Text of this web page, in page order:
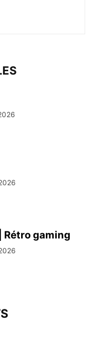
Rétro gaming